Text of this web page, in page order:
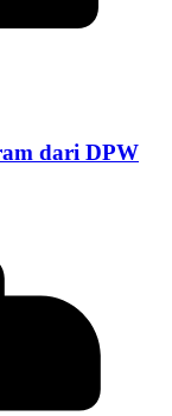
dari DPW